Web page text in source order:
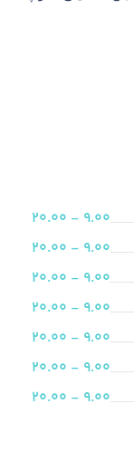
9.00 - 20.00
9.00 - 20.00
9.00 - 20.00
9.00 - 20.00
9.00 - 20.00
9.00 - 20.00
9.00 - 20.00